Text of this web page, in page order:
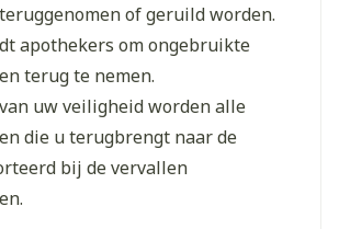
4
Kamertemperatuur (15°C -
25°C)
of geruild worden.
apothekers om ongebruikte
terug te nemen.
uw veiligheid worden alle
die u terugbrengt naar de
bij de vervallen